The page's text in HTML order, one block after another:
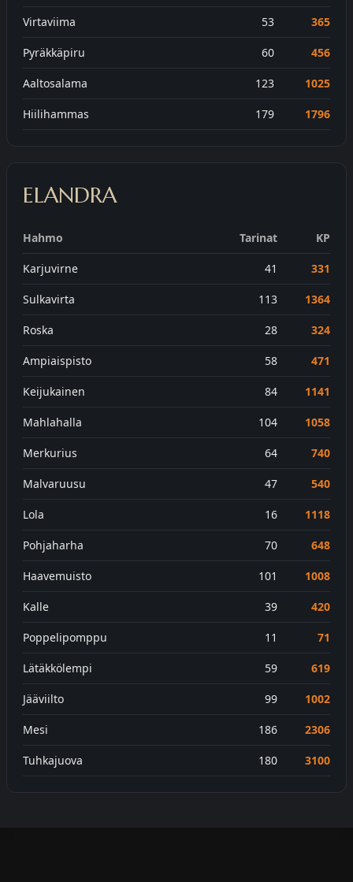
Virtaviima 53 365
Pyräkkäpiru 60 456
Aaltosalama 123 1025
Hiilihammas 179 1796
ELANDRA
Hahmo Tarinat KP
Karjuvirne 41 331
Sulkavirta 113 1364
Roska 28 324
Ampiaispisto 58 471
Keijukainen 84 1141
Mahlahalla 104 1058
Merkurius 64 740
Malvaruusu 47 540
Lola 16 1118
Pohjaharha 70 648
Haavemuisto 101 1008
Kalle 39 420
Poppelipomppu 11 71
Lätäkkölempi 59 619
Jääviilto 99 1002
Mesi 186 2306
Tuhkajuova 180 3100